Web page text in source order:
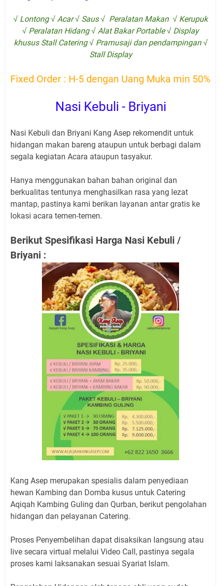
√ Lontong √ Acar √ Saus √ Peralatan Makan √ Kerupuk
√ Peralatan Hidang √ Alat Bakar Portable √ Display
khusus Stall Catering √ Pramusaji dan pendampingan √
Stall Display
Fixed Order : H-5 dengan Uang Muka min 50%
Nasi Kebuli - Briyani
Nasi Kebuli dan Briyani Kang Asep rekomendit untuk
hidangan makan bareng ataupun untuk berbagi dalam
segala kegiatan Acara ataupun tasyakur.
Hanya menggunakan bahan bahan original dan
berkualitas tentunya menghasilkan rasa yang lezat
mantap, pastinya kami berikan layanan antar gratis ke
lokasi acara temen-temen.
Berikut Spesifikasi Harga Nasi Kebuli /
Briyani :
Kang Asep merupakan spesialis dalam penyediaan
hewan Kambing dan Domba kusus untuk Catering
Aqiqah Kambing Guling dan Qurban, berikut pengolahan
hidangan dan pelayanan Catering.
Proses Penyembelihan dapat disaksikan langsung atau
live secara virtual melalui Video Call, pastinya segala
proses kami laksanakan sesuai Syariat Islam.